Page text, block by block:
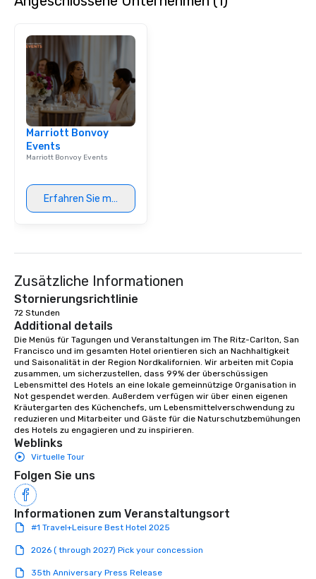
Marriott Bonvoy
Events
Marriott Bonvoy Events
Erfahren Sie mehr
Zusätzliche Informationen
Stornierungsrichtlinie
72 Stunden
Additional details
Die Menüs für Tagungen und Veranstaltungen im The Ritz-Carlton, San
Francisco und im gesamten Hotel orientieren sich an Nachhaltigkeit
und Saisonalität in der Region Nordkalifornien. Wir arbeiten mit Copia
zusammen, um sicherzustellen, dass 99% der überschüssigen
Lebensmittel des Hotels an eine lokale gemeinnützige Organisation in
Not gespendet werden. Außerdem verfügen wir über einen eigenen
Kräutergarten des Küchenchefs, um Lebensmittelverschwendung zu
reduzieren und Mitarbeiter und Gäste für die Naturschutzbemühungen
des Hotels zu engagieren und zu inspirieren.
Weblinks
Virtuelle Tour
Folgen Sie uns
Informationen zum Veranstaltungsort
#1 Travel+Leisure Best Hotel 2025
2026 ( through 2027) Pick your concession
35th Anniversary Press Release